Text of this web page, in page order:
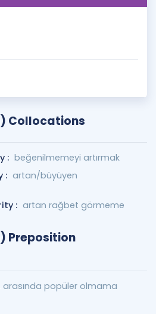
Collocations
: beğenilmemeyi artırmak
: artan/büyüyen
: artan rağbet görmeme
Preposition
arasında popüler olmama